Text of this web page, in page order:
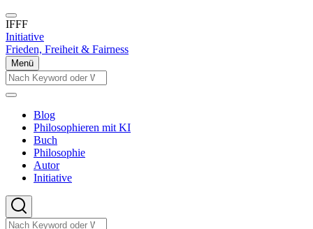
Direkt
zum
Inhalt
IFFF
Initiative
Frieden, Freiheit & Fairness
Menü
Suche
Suche
Main
navigation
Blog
Philosophieren mit KI
Buch
Philosophie
Autor
Initiative
Suche